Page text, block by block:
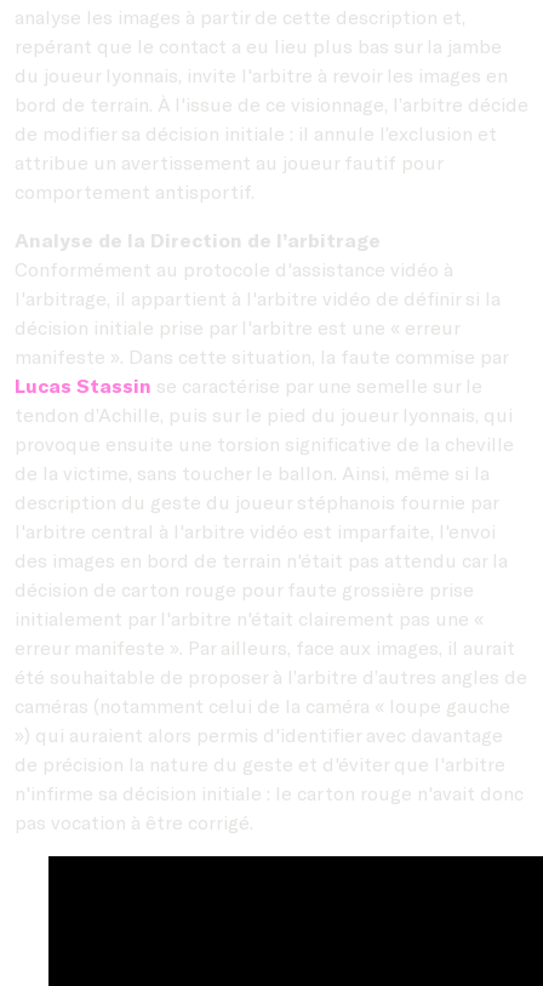
analyse les images à partir de cette description et,
repérant que le contact a eu lieu plus bas sur la jambe
du joueur lyonnais, invite l'arbitre à revoir les images en
bord de terrain. À l'issue de ce visionnage, l’arbitre décide
de modifier sa décision initiale : il annule l’exclusion et
attribue un avertissement au joueur fautif pour
comportement antisportif.
Analyse de la Direction de l’arbitrage
Conformément au protocole d'assistance vidéo à
l'arbitrage, il appartient à l'arbitre vidéo de définir si la
décision initiale prise par l'arbitre est une « erreur
manifeste ». Dans cette situation, la faute commise par
Lucas Stassin se caractérise par une semelle sur le
tendon d’Achille, puis sur le pied du joueur lyonnais, qui
provoque ensuite une torsion significative de la cheville
de la victime, sans toucher le ballon. Ainsi, même si la
description du geste du joueur stéphanois fournie par
l'arbitre central à l'arbitre vidéo est imparfaite, l'envoi
des images en bord de terrain n'était pas attendu car la
décision de carton rouge pour faute grossière prise
initialement par l'arbitre n'était clairement pas une «
erreur manifeste ». Par ailleurs, face aux images, il aurait
été souhaitable de proposer à l’arbitre d’autres angles de
caméras (notamment celui de la caméra « loupe gauche
») qui auraient alors permis d'identifier avec davantage
de précision la nature du geste et d'éviter que l'arbitre
n'infirme sa décision initiale : le carton rouge n'avait donc
pas vocation à être corrigé.